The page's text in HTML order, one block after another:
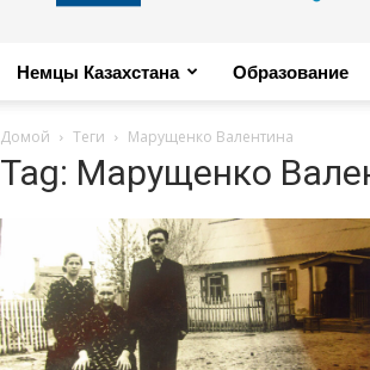
Немцы Казахстана Образование
Домой Теги Марущенко Валентина
Tag: Марущенко